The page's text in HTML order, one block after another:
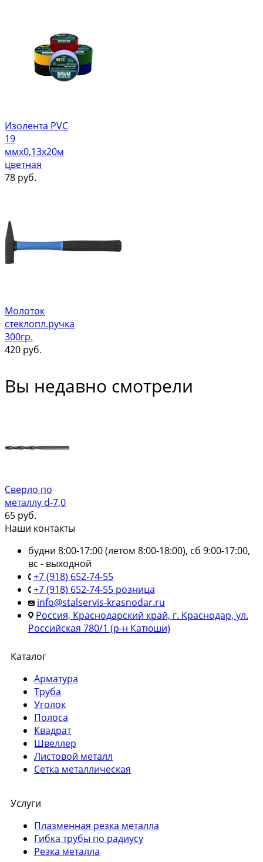
Изолента PVC
19
ммх0,13х20м
цветная
78 руб.
Молоток
стеклопл.ручка
300гр.
420 руб.
Вы недавно смотрели
Сверло по
металлу d-7,0
65 руб.
Наши контакты
будни 8:00-17:00 (летом 8:00-18:00), сб 9:00-17:00,
вс - выходной
+7 (918) 652-74-55
+7 (918) 652-74-55 розница
info@stalservis-krasnodar.ru
Россия, Краснодарский край, г. Краснодар, ул.
Российская 780/1 (р-н Катюши)
Каталог
Арматура
Труба
Уголок
Полоса
Квадрат
Швеллер
Листовой металл
Сетка металлическая
Услуги
Плазменная резка металла
Гибка трубы по радиусу
Резка металла